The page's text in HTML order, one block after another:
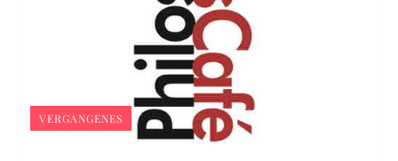
VERGANGENES